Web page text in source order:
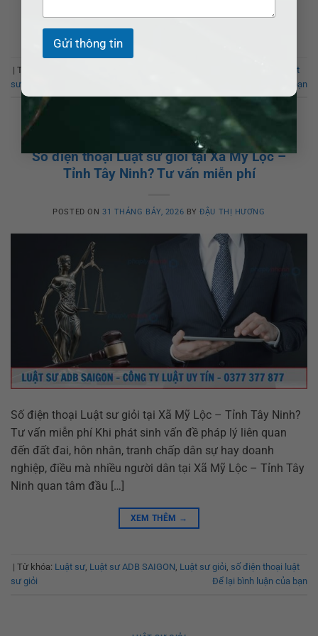
Gửi thông tin
| Từ khóa:
số điện thoại luật
sư giỏi
Để lại bình luận của bạn
Số điện thoại Luật sư giỏi tại Xã Mỹ Lộc –
Tỉnh Tây Ninh? Tư vấn miễn phí
POSTED ON 31 THÁNG BẢY, 2026 BYĐẬU THỊ HƯƠNG
Số điện thoại Luật sư giỏi tại Xã Mỹ Lộc – Tỉnh Tây Ninh?
Tư vấn miễn phí Khi phát sinh vấn đề pháp lý liên quan
đến đất đai, hôn nhân, tranh chấp dân sự hay doanh
nghiệp, điều mà nhiều người dân tại Xã Mỹ Lộc – Tỉnh Tây
Ninh quan tâm đầu […]
XEM THÊM →
| Từ khóa: Luật sư Luật sư ADB SAIGON Luật sư giỏi số điện thoại luật
sư giỏi
Để lại bình luận của bạn